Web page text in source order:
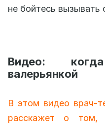
не бойтесь
Видео:
валерьянкой
В этом видео врач-
расскажет о том,